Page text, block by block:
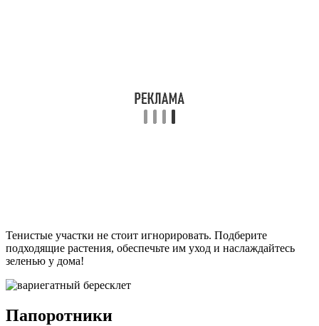
Тенистые участки не стоит игнорировать. Подберите
подходящие растения, обеспечьте им уход и наслаждайтесь
зеленью у дома!
Папоротники